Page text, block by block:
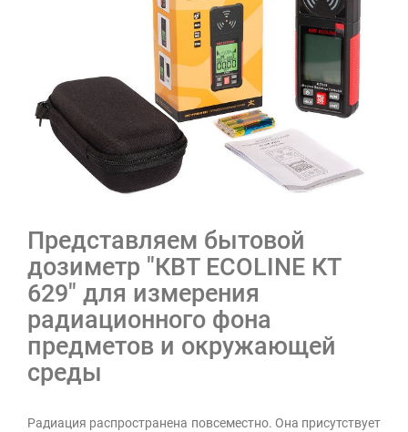
Представляем бытовой
дозиметр "КВТ ECOLINE КТ
629" для измерения
радиационного фона
предметов и окружающей
среды
Радиация распространена повсеместно. Она присутствует